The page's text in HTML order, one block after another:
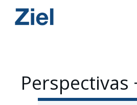
Perspectivas